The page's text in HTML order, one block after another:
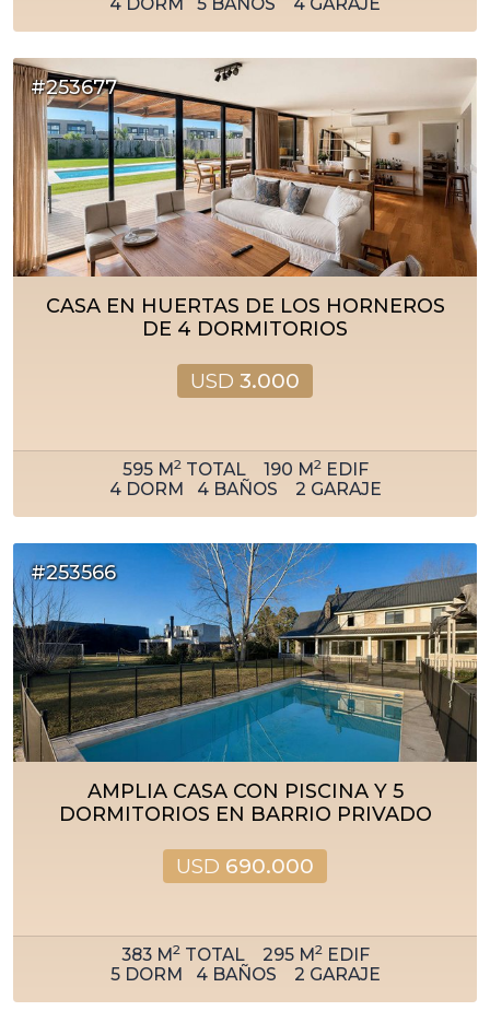
#253677
CASA EN HUERTAS DE LOS HORNEROS
DE 4 DORMITORIOS
USD 3.000
595M2TOTAL 190 M2EDIF
4DORM 4BAÑOS 2 GARAJE
#253566
AMPLIA CASA CON PISCINA Y 5
DORMITORIOS EN BARRIO PRIVADO
USD 690.000
383M2TOTAL 295M2EDIF
5DORM 4BAÑOS 2 GARAJE